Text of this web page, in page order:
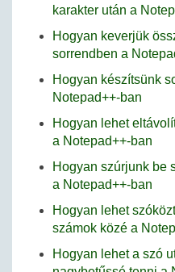
karakter után a
Hogyan keverjük
sorrendben a
Hogyan készítsünk
Notepad++-ban
Hogyan lehet
a Notepad++-ban
Hogyan szúrjunk be
a Notepad++-ban
Hogyan lehet
számok közé a
Hogyan lehet a szó